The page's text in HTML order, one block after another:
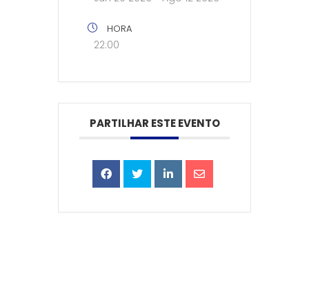
HORA
22:00
PARTILHAR ESTE EVENTO